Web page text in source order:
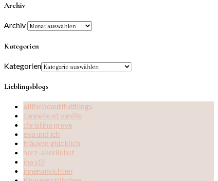
Archiv
Archiv
Kategorien
Kategorien
Lieblingsblogs
allthebeautifulthings
cannelle et vanille
christina greve
eva und ich
fräulein glücklich
herz-allerliebst
ina stil
innenansichten